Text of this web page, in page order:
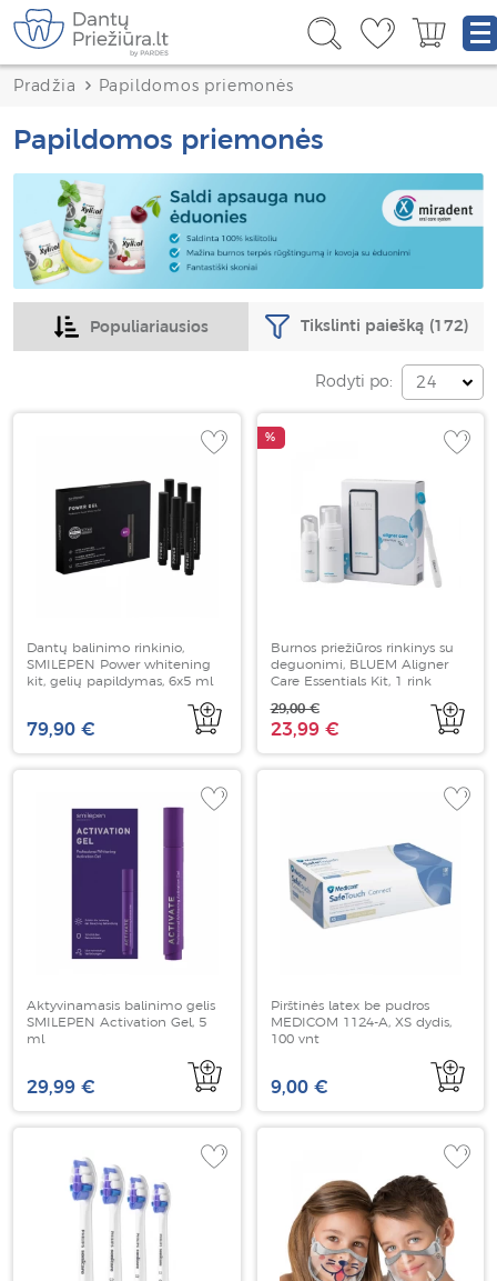
Pradžia Papildomos priemonės
Papildomos priemonės
Populiariausios Tikslinti paiešką (172)
Rodyti po: 24
Dantų balinimo rinkinio,
SMILEPEN Power whitening
kit, gelių papildymas, 6x5 ml
79,90 €
%
Burnos priežiūros rinkinys su
deguonimi, BLUEM Aligner
Care Essentials Kit, 1 rink
23,99 €
29,00 €
Aktyvinamasis balinimo gelis
SMILEPEN Activation Gel, 5
ml
29,99 €
Pirštinės latex be pudros
MEDICOM 1124-A, XS dydis,
100 vnt
9,00 €